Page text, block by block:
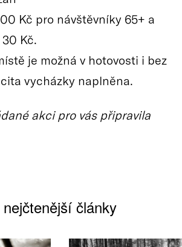
Kč pro návštěvníky 65+ a
Kč.
je možná v hotovosti i bez
vycházky naplněna.
akci pro vás připravila
nejčtenější články